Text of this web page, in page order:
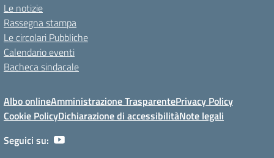
Le notizie
Rassegna stampa
Le circolari Pubbliche
Calendario eventi
Bacheca sindacale
Albo onlineAmministrazione TrasparentePrivacy Policy
Cookie PolicyDichiarazione di accessibilitàNote legali
Seguici su: